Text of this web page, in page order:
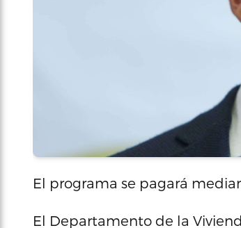
El programa se pagará
El Departamento de la